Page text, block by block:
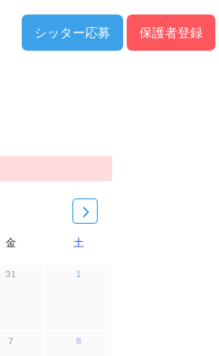
シッター応募 保護者登録
金 土
31 1
7 8